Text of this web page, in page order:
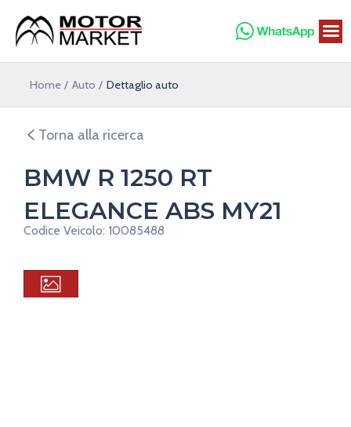
contenuto
Home Auto Dettaglio auto
Torna alla ricerca
BMW R 1250 RT
ELEGANCE ABS MY21
Codice Veicolo: 10085488